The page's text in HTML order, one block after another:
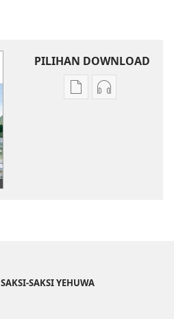
PILIHAN DOWNLOAD
PilihanPilihan
SAKSI YEHUWA